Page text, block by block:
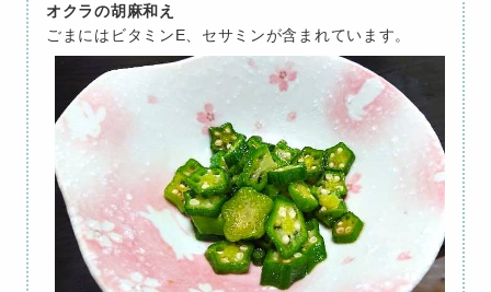
オクラの胡麻和え
ごまにはビタミンE、セサミンが含まれています。